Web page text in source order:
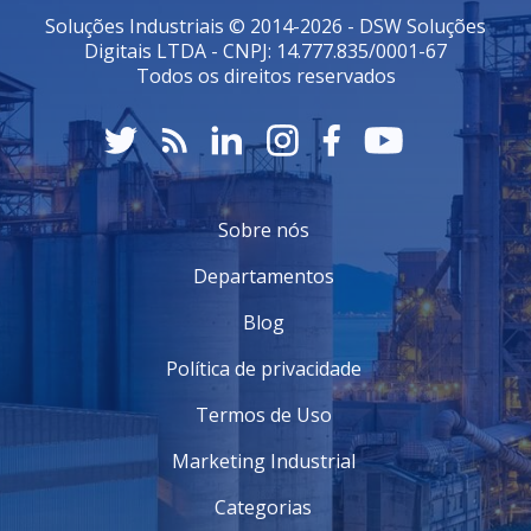
ambientes de trabalho.
Armazenamento de Dados:Permitem o
armazenamento de templates e registros de
Essas características contribuem significativamente
para a eficiência e praticidade do uso.
MANUTENÇÃO E CUIDADOS
Para garantir a longevidade daImpressora de crachá
, alguns cuidados são essenciais:
Manter a impressora limpa
evita falhas de impressão e prolonga o uso da cabeça
Uso de Materiais Recomendados:Utilize
somente cartuchos e placas de PVC recomendados
Atualizações de Software: Mantenha o software
da impressora atualizado para garantir um
funcionamento suave.
Soluções Industriais © 2014-2026 - DSW Soluções
Digitais LTDA - CNPJ: 14.777.835/0001-67
Todos os direitos reservados
Sobre nós
Departamentos
Blog
Política de privacidade
Termos de Uso
Marketing Industrial
Categorias